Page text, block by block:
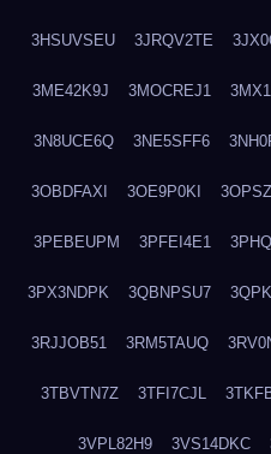
3HSUVSEU 3JRQV2TE
3ME42K9J 3MOCREJ1
3N8UCE6Q 3NE5SFF6
3OBDFAXI 3OE9P0KI
3PEBEUPM 3PFEI4E1
3PX3NDPK 3QBNPSU7
3RJJOB51 3RM5TAUQ
3TBVTN7Z 3TFI7CJL
3VPL82H9 3VS14DKC